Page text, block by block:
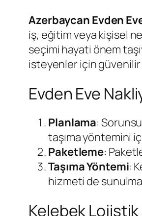
Azerbaycan Evden
iş, eğitim veya kişisel
seçimi hayati önem
isteyenler için
Evden Eve
Planlama:
taşıma yöntemini
Paketleme:
Taşıma Yöntemi:
hizmeti de
Kelebek